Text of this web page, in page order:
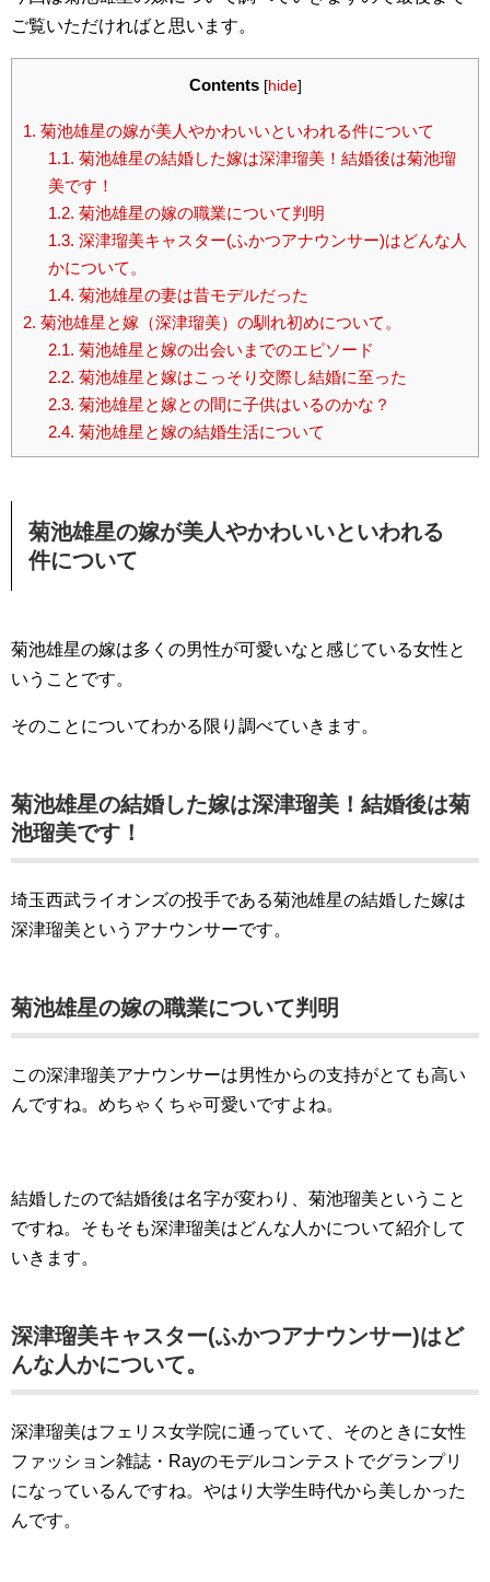
ご覧いただければと思います。
Contents [hide]
1. 菊池雄星の嫁が美人やかわいいといわれる件について
1.1. 菊池雄星の結婚した嫁は深津瑠美！結婚後は菊池瑠
美です！
1.2. 菊池雄星の嫁の職業について判明
1.3. 深津瑠美キャスター(ふかつアナウンサー)はどんな人
かについて。
1.4. 菊池雄星の妻は昔モデルだった
2. 菊池雄星と嫁（深津瑠美）の馴れ初めについて。
2.1. 菊池雄星と嫁の出会いまでのエピソード
2.2. 菊池雄星と嫁はこっそり交際し結婚に至った
2.3. 菊池雄星と嫁との間に子供はいるのかな？
2.4. 菊池雄星と嫁の結婚生活について
菊池雄星の嫁が美人やかわいいといわれる
件について
菊池雄星の嫁は多くの男性が可愛いなと感じている女性と
いうことです。
そのことについてわかる限り調べていきます。
菊池雄星の結婚した嫁は深津瑠美！結婚後は菊
池瑠美です！
埼玉西武ライオンズの投手である菊池雄星の結婚した嫁は
深津瑠美というアナウンサーです。
菊池雄星の嫁の職業について判明
この深津瑠美アナウンサーは男性からの支持がとても高い
んですね。めちゃくちゃ可愛いですよね。
結婚したので結婚後は名字が変わり、菊池瑠美ということ
ですね。そもそも深津瑠美はどんな人かについて紹介して
いきます。
深津瑠美キャスター(ふかつアナウンサー)はど
んな人かについて。
深津瑠美はフェリス女学院に通っていて、そのときに女性
ファッション雑誌・Rayのモデルコンテストでグランプリ
になっているんですね。やはり大学生時代から美しかった
んです。